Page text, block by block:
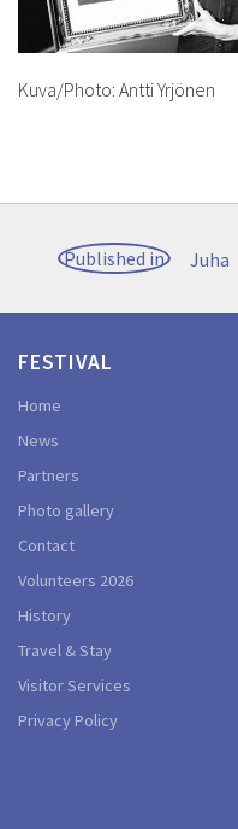
Kuva/Photo: Antti Yrjönen
Post
Published in Juha
FESTIVAL
Home
News
Partners
Photo gallery
Contact
Volunteers 2026
History
Travel & Stay
Visitor Services
Privacy Policy